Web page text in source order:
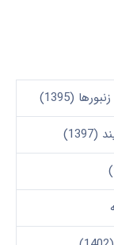
(1395)